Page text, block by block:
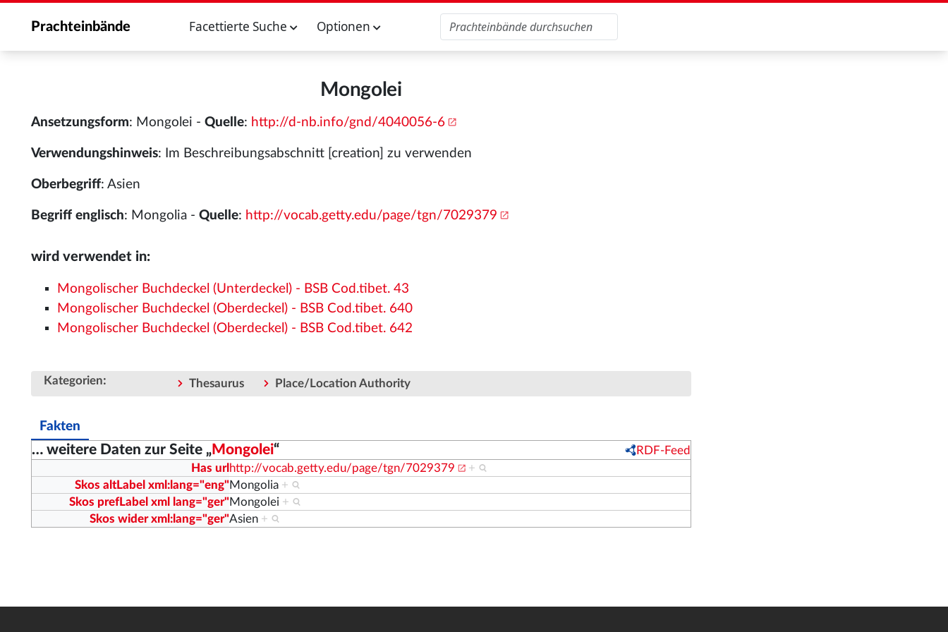
Prachteinbände Facettierte Suche Optionen
Mongolei
Ansetzungsform: Mongolei - Quelle: http://d-nb.info/gnd/4040056-6
Verwendungshinweis: Im Beschreibungsabschnitt [creation] zu verwenden
Oberbegriff: Asien
Begriff englisch: Mongolia - Quelle: http://vocab.getty.edu/page/tgn/7029379
wird verwendet in:
Mongolischer Buchdeckel (Unterdeckel) - BSB Cod.tibet. 43
Mongolischer Buchdeckel (Oberdeckel) - BSB Cod.tibet. 640
Mongolischer Buchdeckel (Oberdeckel) - BSB Cod.tibet. 642
Kategorien: Thesaurus Place/Location Authority
Fakten
… weitere Daten zur Seite „Mongolei“
RDF-Feed
Has url http://vocab.getty.edu/page/tgn/7029379
+
Skos altLabel xml:lang="eng"Mongolia +
Skos prefLabel xml lang="ger"Mongolei +
Skos wider xml:lang="ger"Asien +